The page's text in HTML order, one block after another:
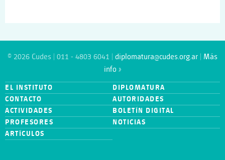
© 2026 Cudes | 011 - 4803 6041 | diplomatura@cudes.org.ar
Más
info »
EL INSTITUTO
DIPLOMATURA
CONTACTO
AUTORIDADES
ACTIVIDADES
BOLETÍN DIGITAL
PROFESORES
NOTICIAS
ARTÍCULOS